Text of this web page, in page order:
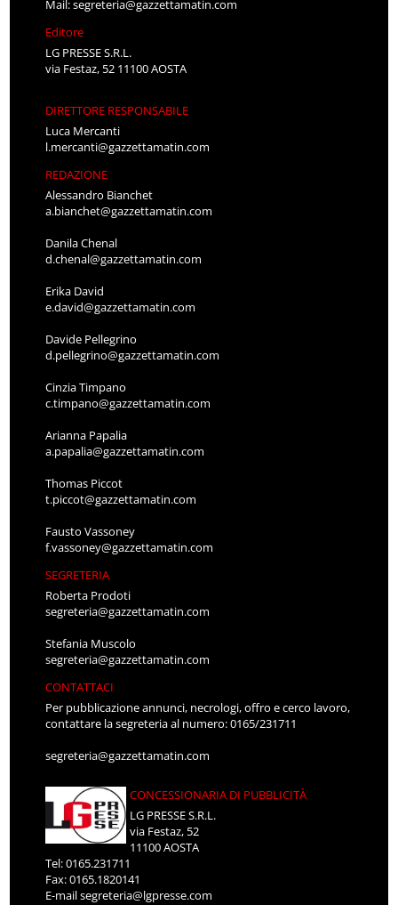
Mail:segreteria@gazzettamatin.com
Editore
LG PRESSE S.R.L.
via Festaz, 52 11100 AOSTA
DIRETTORE RESPONSABILE
Luca Mercanti
l.mercanti@gazzettamatin.com
REDAZIONE
Alessandro Bianchet
a.bianchet@gazzettamatin.com
Danila Chenal
d.chenal@gazzettamatin.com
Erika David
e.david@gazzettamatin.com
Davide Pellegrino
d.pellegrino@gazzettamatin.com
Cinzia Timpano
c.timpano@gazzettamatin.com
Arianna Papalia
a.papalia@gazzettamatin.com
Thomas Piccot
t.piccot@gazzettamatin.com
Fausto Vassoney
f.vassoney@gazzettamatin.com
SEGRETERIA
Roberta Prodoti
segreteria@gazzettamatin.com
Stefania Muscolo
segreteria@gazzettamatin.com
CONTATTACI
Per pubblicazione annunci, necrologi, offro e cerco lavoro,
contattare la segreteria al numero: 0165/231711
segreteria@gazzettamatin.com
CONCESSIONARIA DI PUBBLICITÀ
LG PRESSE S.R.L.
via Festaz, 52
11100 AOSTA
Tel: 0165.231711
Fax: 0165.1820141
E-mailsegreteria@lgpresse.com